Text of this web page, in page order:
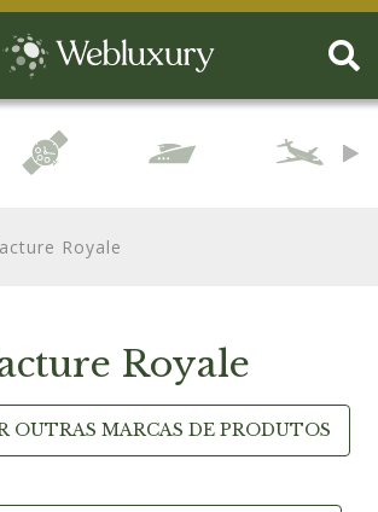
Royale
Royale
OUTRAS MARCAS DE PRODUTOS